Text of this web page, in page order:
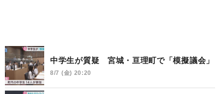
中学生が質疑 宮城・亘理町で「模擬議会」
8/7 (金) 20:20